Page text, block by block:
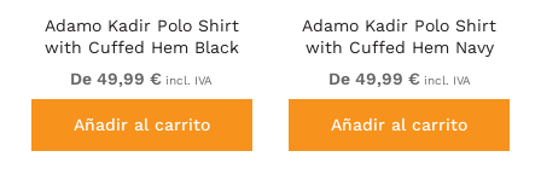
Adamo Kadir Polo Shirt
with Cuffed Hem Black
De 49,99 € incl. IVA
Añadir al carrito
Adamo Kadir Polo Shirt
with Cuffed Hem Navy
De 49,99 € incl. IVA
Añadir al carrito